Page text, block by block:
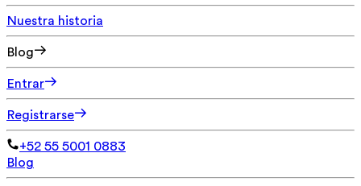
Nuestra historia
Blog
Entrar
Registrarse
+52 55 5001 0883
Blog